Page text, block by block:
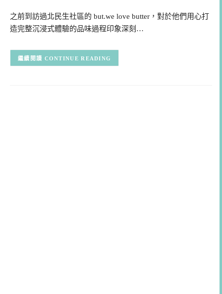
之前到訪過北民生社區的 but.we love butter，對於他們用心打
造完整沉浸式體驗的品味過程印象深刻…
CONTINUE READING